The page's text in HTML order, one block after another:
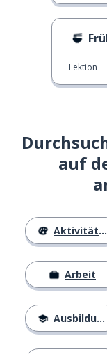
Lektion
auf
Aktivitäten
Arbeit
Ausbildung